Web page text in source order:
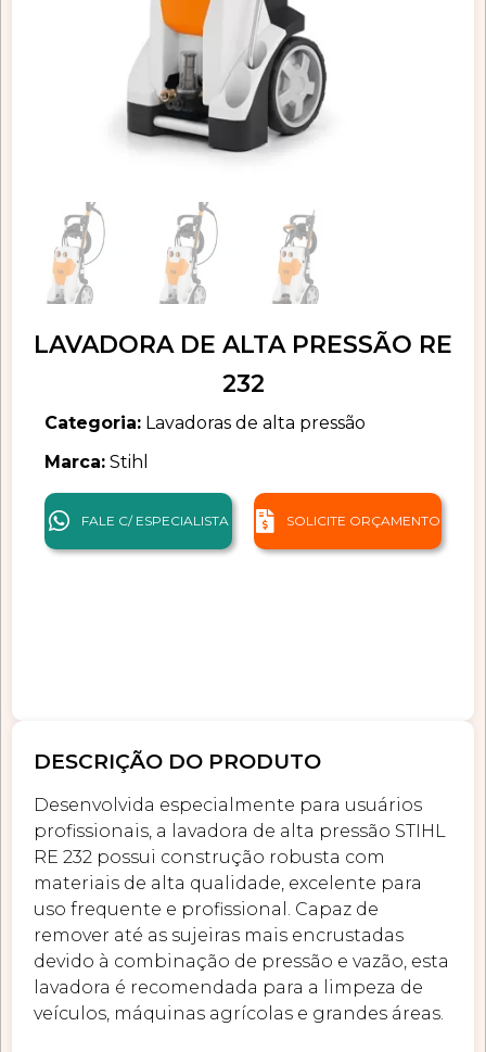
LAVADORA DE ALTA PRESSÃO RE
232
Categoria: Lavadoras de alta pressão
Marca: Stihl
FALE C/ ESPECIALISTA SOLICITE ORÇAMENTO
DESCRIÇÃO DO PRODUTO
Desenvolvida especialmente para usuários
profissionais, a lavadora de alta pressão STIHL
RE 232 possui construção robusta com
materiais de alta qualidade, excelente para
uso frequente e profissional. Capaz de
remover até as sujeiras mais encrustadas
devido à combinação de pressão e vazão, esta
lavadora é recomendada para a limpeza de
veículos, máquinas agrícolas e grandes áreas.